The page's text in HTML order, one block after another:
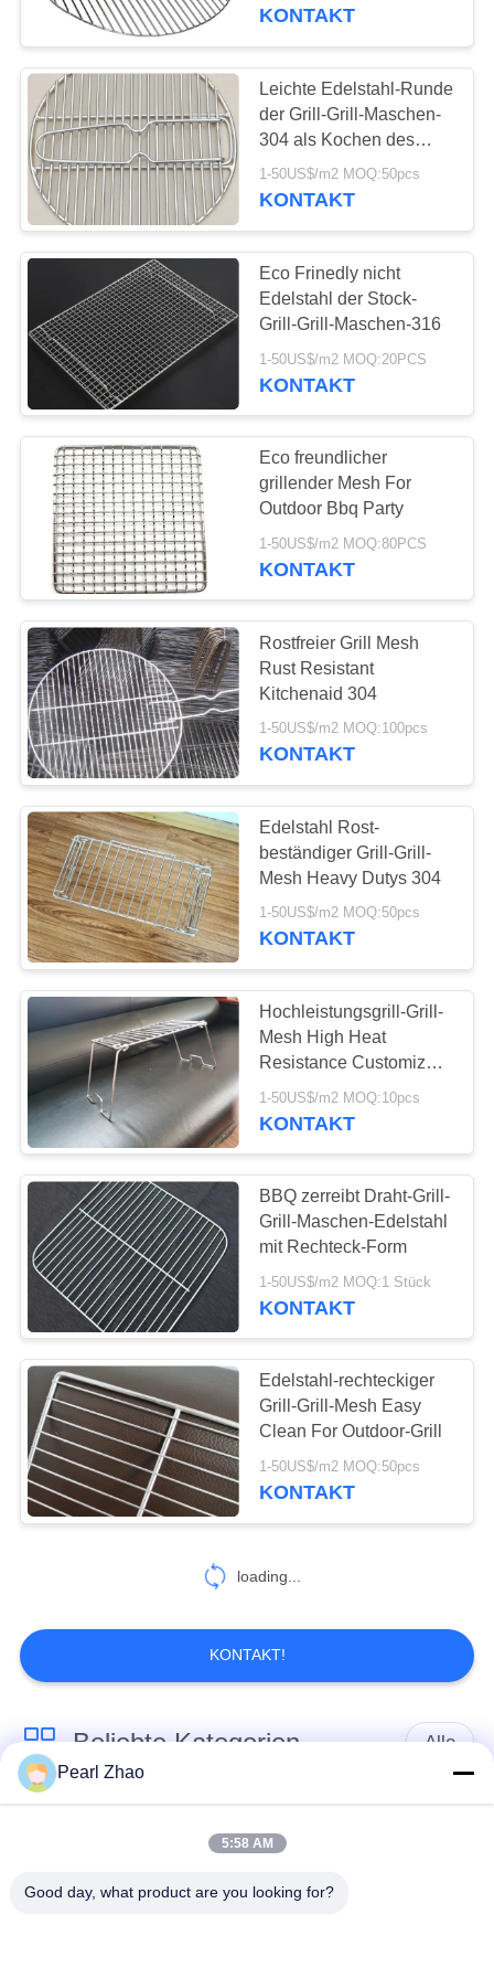
UNS
WERKSBESICHTIGUNG
QUALITÄTSKONTROLLE
KONTAKT
MIT
NEUIGKEITEN
RECHTSSACHEN
SITEMAP
DATENSCHUTZRICHTLINIE
mit einer Breite von
nicht mehr als 20
mm
47
dekorativer
Maschendraht
126
Militärische
Barrieren
Verzinkte
Gabionkisten
71
Körbe Galfan
Gabion
PVC-beschichtete
Gabion
19
geschweißte
48
Stützmauer
Gabions-Körbe
KONTAKT
Leichte Edelstahl-Runde
der Grill-Grill-Maschen-
304 als Kochen des
Gitters
1-50US$/m2 MOQ:50pcs
KONTAKT
Eco Frinedly nicht
Edelstahl der Stock-
Grill-Grill-Maschen-316
1-50US$/m2 MOQ:20PCS
KONTAKT
Eco freundlicher
grillender Mesh For
Outdoor Bbq Party
1-50US$/m2 MOQ:80PCS
KONTAKT
Rostfreier Grill Mesh
Rust Resistant
Kitchenaid 304
1-50US$/m2 MOQ:100pcs
KONTAKT
Edelstahl Rost-
beständiger Grill-Grill-
Mesh Heavy Dutys 304
1-50US$/m2 MOQ:50pcs
KONTAKT
Hochleistungsgrill-Grill-
Mesh High Heat
Resistance Customized-
Größen-nicht Stock des
sus-316
1-50US$/m2 MOQ:10pcs
KONTAKT
BBQ zerreibt Draht-Grill-
Grill-Maschen-Edelstahl
mit Rechteck-Form
1-50US$/m2 MOQ:1 Stück
KONTAKT
Edelstahl-rechteckiger
Grill-Grill-Mesh Easy
Clean For Outdoor-Grill
1-50US$/m2 MOQ:50pcs
KONTAKT
loading...
KONTAKT!
Beliebte Kategorien Alle
Drahtgeflecht
Pearl Zhao
5:58 AM
Good day, what product are you looking for?